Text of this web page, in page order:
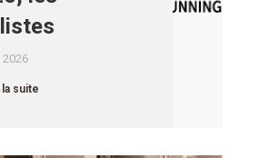
2026
suite